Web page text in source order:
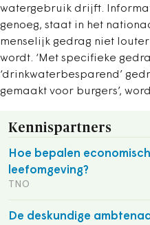
watergebruik drijft.
genoeg, staat in het
menselijk gedrag niet
wordt. ‘Met specifieke
‘drinkwaterbesparend’
gemaakt voor burgers’,
Kennispartners
Hoe bepalen
leefomgeving?
TNO
De deskundige